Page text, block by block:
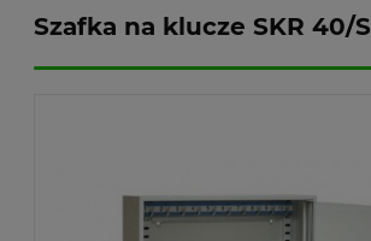
Szafka na klucze SKR 40/S